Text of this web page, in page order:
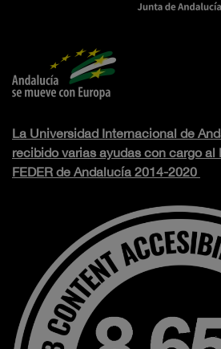
La Universidad Internacional de
recibido varias ayudas con cargo al
FEDER de Andalucía 2014-2020